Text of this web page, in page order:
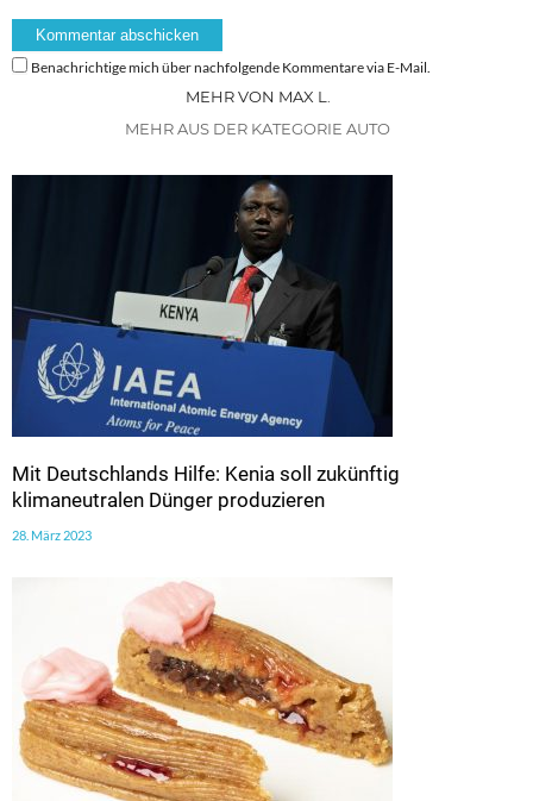
Benachrichtige mich über nachfolgende Kommentare via E-Mail.
MEHR VON MAX L.
MEHR AUS DER KATEGORIE AUTO
Mit Deutschlands Hilfe: Kenia soll zukünftig
klimaneutralen Dünger produzieren
28. März 2023